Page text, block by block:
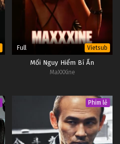
Full Vietsub
Mối Nguy Hiểm Bí Ẩn
MaXXXine
Phim lẻ